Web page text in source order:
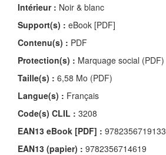
Intérieur : Noir & blanc
Support(s) : eBook [PDF]
Contenu(s) : PDF
Protection(s) : Marquage social (PDF)
Taille(s) : 6,58 Mo (PDF)
Langue(s) : Français
Code(s) CLIL : 3208
EAN13 eBook [PDF] : 9782356719133
EAN13 (papier) : 9782356714619